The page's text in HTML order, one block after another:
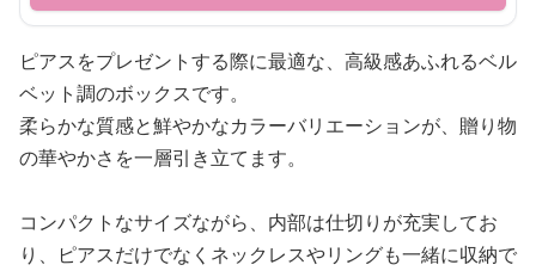
ピアスをプレゼントする際に最適な、高級感あふれるベル
ベット調のボックスです。
柔らかな質感と鮮やかなカラーバリエーションが、贈り物
の華やかさを一層引き立てます。
コンパクトなサイズながら、内部は仕切りが充実してお
り、ピアスだけでなくネックレスやリングも一緒に収納で